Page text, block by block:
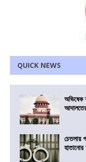
QUICK NEWS
অভিষেক
চেতলায়